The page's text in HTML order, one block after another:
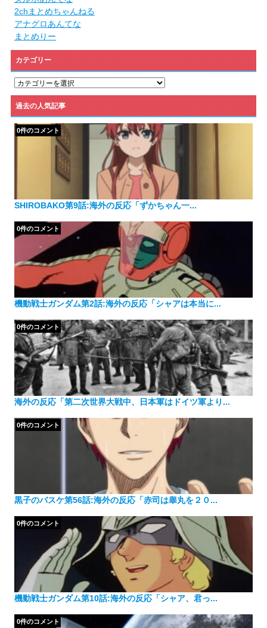
2chまとめちゃんねる
アナグロあんてな
まとめりー
カテゴリー
カ
ゴ
リ
ー
過去の人気記事
SHIROBAKO第9話:海外の反応「ずかちゃん一...
0件のコメント
機動戦士ガンダム第2話:海外の反応「シャアは本当に...
0件のコメント
海外の反応「第二次世界大戦中、日本軍はドイツ軍より...
0件のコメント
黒子のバスケ第56話:海外の反応「赤司は睾丸を２０...
0件のコメント
機動戦士ガンダム第10話:海外の反応「シャア、君っ...
0件のコメント
0件のコメント